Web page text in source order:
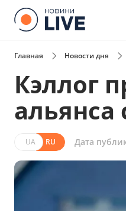
Главная Новости дня
Кэллог
UA RU Дата